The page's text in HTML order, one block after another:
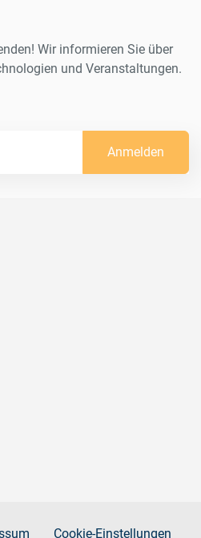
Wir informieren Sie über
und Veranstaltungen.
Anmelden
Cookie-Einstellungen